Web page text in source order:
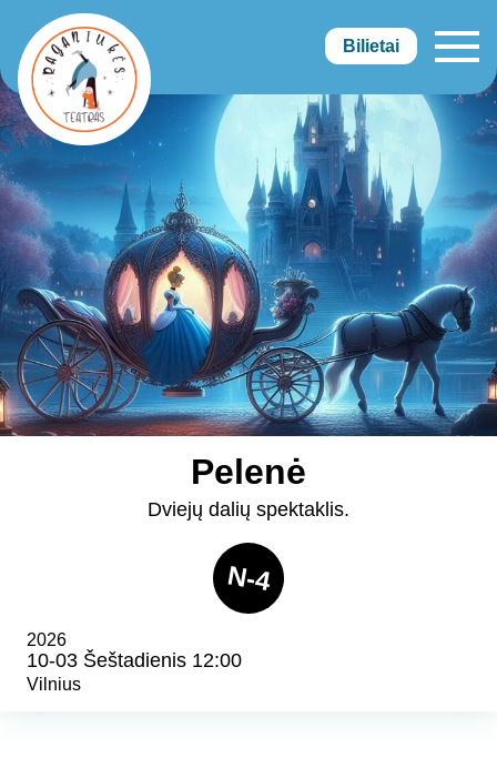
Raganiukės teatras
Bilietai
Pelenė
Dviejų dalių spektaklis.
N-4
2026
10-03 Šeštadienis 12:00
Vilnius